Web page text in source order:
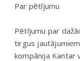
Par pētījumu
Pētījumu par
tirgus
kompānija Kantar